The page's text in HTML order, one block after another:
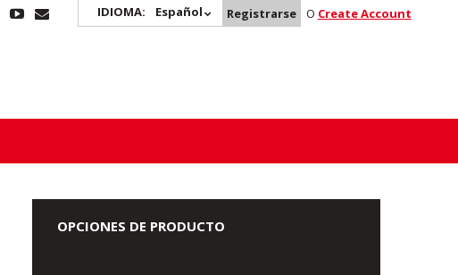
IDIOMA: Español Registrarse O Create Account
OPCIONES DE PRODUCTO